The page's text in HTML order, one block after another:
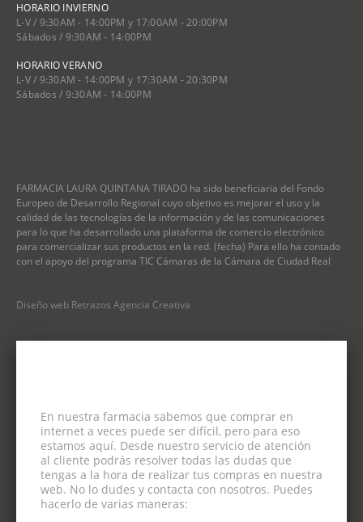
HORARIO INVIERNO
L-V / 9:30AM - 14:00PM y 17:00AM - 20:00PM
Sábados / 9:30AM - 14:00PM
HORARIO VERANO
L-V / 9:30AM - 14:00PM y 17:30AM - 20:30PM
Sábados / 9:30AM - 14:00PM
FARMACIA LAURA QUINTANA TIRADO ha sido beneficiaria del Fondo
Europeo de Desarrollo Regional cuyo objetivo es mejorar el uso y la
calidad de las tecnologías de la información y de las comunicaciones
para lo que ha desarrollado una plataforma de comercio electrónico
para comercializar sus productos en la red. (fecha) Para ello ha contado
con el apoyo del programa TIC Cámaras de la Cámara de Ciudad Real
Diseño web Retrazos Agencia Creativa
En nuestra farmacia sabemos que comprar en
internet a veces puede ser difícil, pero para eso
estamos aquí. Desde nuestro servicio de atención
al cliente podrás resolver todas las dudas que
tengas a la hora de realizar tus compras en nuestra
web. No lo dudes y contacta con nosotros. Puedes
hacerlo de varias maneras: